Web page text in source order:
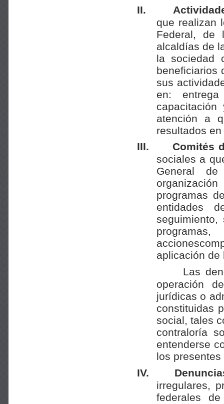
II.
que realizan
Federal, de
alcaldías de
la sociedad
beneficiarios
sus
en:
atención a
resultados
III.
Comités
sociales a
General
programas
entidades
aplicación de
Las
operación
jurídicas o
constituidas
social, tales
contraloría
entenderse
los
IV.
irregulares,
federales